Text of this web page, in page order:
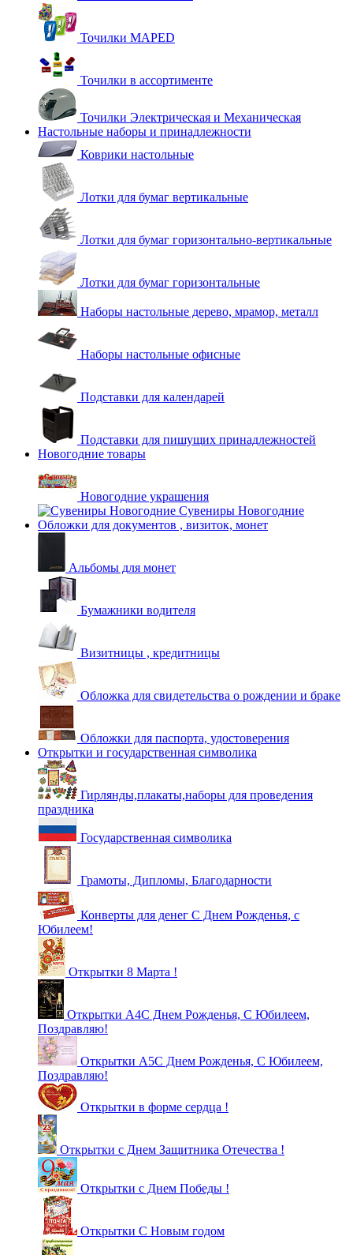
Точилки MAPED
Точилки в ассортименте
Точилки Электрическая и Механическая
Настольные наборы и принадлежности
Коврики настольные
Лотки для бумаг вертикальные
Лотки для бумаг горизонтально-вертикальные
Лотки для бумаг горизонтальные
Наборы настольные дерево, мрамор, металл
Наборы настольные офисные
Подставки для календарей
Подставки для пишущих принадлежностей
Новогодние товары
Новогодние украшения
Сувениры Новогодние
Обложки для документов , визиток, монет
Альбомы для монет
Бумажники водителя
Визитницы , кредитницы
Обложка для свидетельства о рождении и браке
Обложки для паспорта, удостоверения
Открытки и государственная символика
Гирлянды,плакаты,наборы для проведения
праздника
Государственная символика
Грамоты, Дипломы, Благодарности
Конверты для денег С Днем Рожденья, с
Юбилеем!
Открытки 8 Марта !
Открытки А4С Днем Рожденья, С Юбилеем,
Поздравляю!
Открытки А5С Днем Рожденья, С Юбилеем,
Поздравляю!
Открытки в форме сердца !
Открытки с Днем Защитника Отечества !
Открытки с Днем Победы !
Открытки С Новым годом